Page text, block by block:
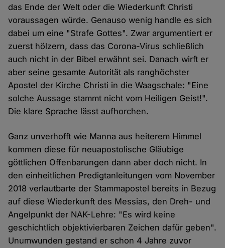
das Ende der Welt oder die Wiederkunft Christi
voraussagen würde. Genauso wenig handle es sich
dabei um eine "Strafe Gottes". Zwar argumentiert er
zuerst hölzern, dass das Corona-Virus schließlich
auch nicht in der Bibel erwähnt sei. Danach wirft er
aber seine gesamte Autorität als ranghöchster
Apostel der Kirche Christi in die Waagschale: "Eine
solche Aussage stammt nicht vom Heiligen Geist!".
Die klare Sprache lässt aufhorchen.
Ganz unverhofft wie Manna aus heiterem Himmel
kommen diese für neuapostolische Gläubige
göttlichen Offenbarungen dann aber doch nicht. In
den einheitlichen Predigtanleitungen vom November
2018 verlautbarte der Stammapostel bereits in Bezug
auf diese Wiederkunft des Messias, den Dreh- und
Angelpunkt der NAK-Lehre: "Es wird keine
geschichtlich objektivierbaren Zeichen dafür geben".
Unumwunden gestand er schon 4 Jahre zuvor